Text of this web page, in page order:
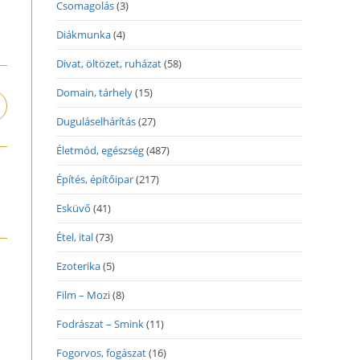
Csomagolás(3)
Diákmunka(4)
Divat, öltözet, ruházat(58)
Domain, tárhely(15)
Duguláselhárítás(27)
Életmód, egészség(487)
Építés, építőipar(217)
Esküvő (41)
Étel, ital(73)
Ezoterika(5)
Film – Mozi(8)
Fodrászat – Smink(11)
Fogorvos, fogászat(16)